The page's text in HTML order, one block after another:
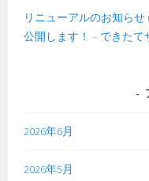
リニューアルのお知らせ
公開します！ – できたて
2026年6月
2026年5月